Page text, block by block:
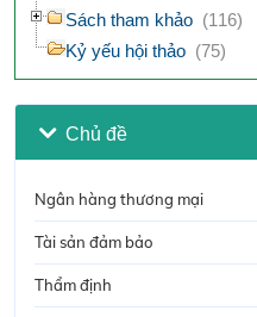
Sách tham khảo (116)
Kỷ yếu hội thảo (75)
Chủ đề
Ngân hàng thương mại
Tài sản đảm bảo
Thẩm định